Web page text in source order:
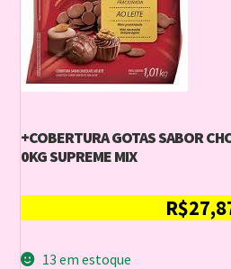
+COBERTURA GOTAS SABOR
0KG SUPREME MIX
R$
13 em estoque